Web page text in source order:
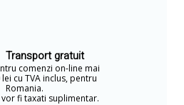
Transport gratuit
comenzi on-line mai
cu TVA inclus, pentru
Romania.
fi taxati suplimentar.